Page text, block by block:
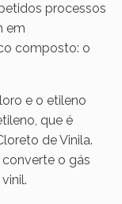
processos
em
composto: o
e o etileno
que é
de Vinila.
converte o gás